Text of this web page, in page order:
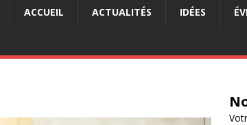
ACCUEIL ACTUALITÉS IDÉES